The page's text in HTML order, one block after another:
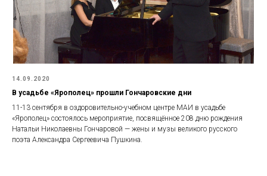
14.09.2020
В усадьбе «Ярополец» прошли Гончаровские дни
11-13 сентября в оздоровительно-учебном центре МАИ в усадьбе
«Ярополец» состоялось мероприятие, посвящённое 208 дню рождения
Натальи Николаевны Гончаровой — жены и музы великого русского
поэта Александра Сергеевича Пушкина.